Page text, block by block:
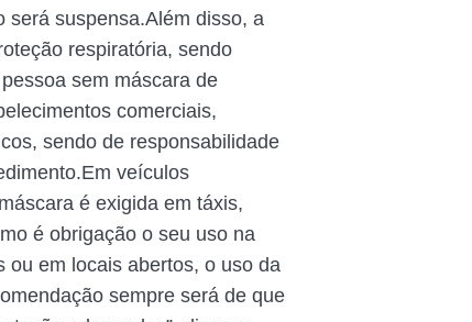
será suspensa.Além disso, a
respiratória, sendo
sem máscara de
comerciais,
sendo de responsabilidade
veículos
é exigida em táxis,
é obrigação o seu uso na
ou em locais abertos, o uso da
sempre será de que